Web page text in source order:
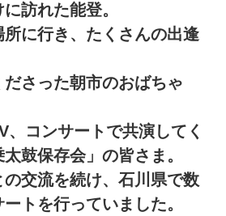
訪れた能登。
に行き、たくさんの出逢
さった朝市のおばちゃ
、コンサートで共演してく
鼓保存会」の皆さま。
交流を続け、石川県で数
トを行っていました。